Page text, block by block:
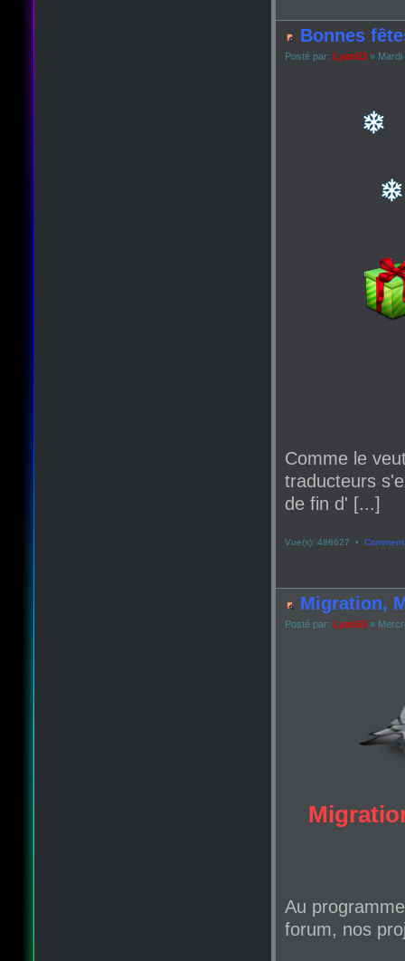
Bonnes
Posté par: Lyan53 » Mardi
Comme le
traducteurs
de fin d' [...]
Vue(s): 486627 •
Migration,
Posté par: Lyan53 »
Au
forum, nos